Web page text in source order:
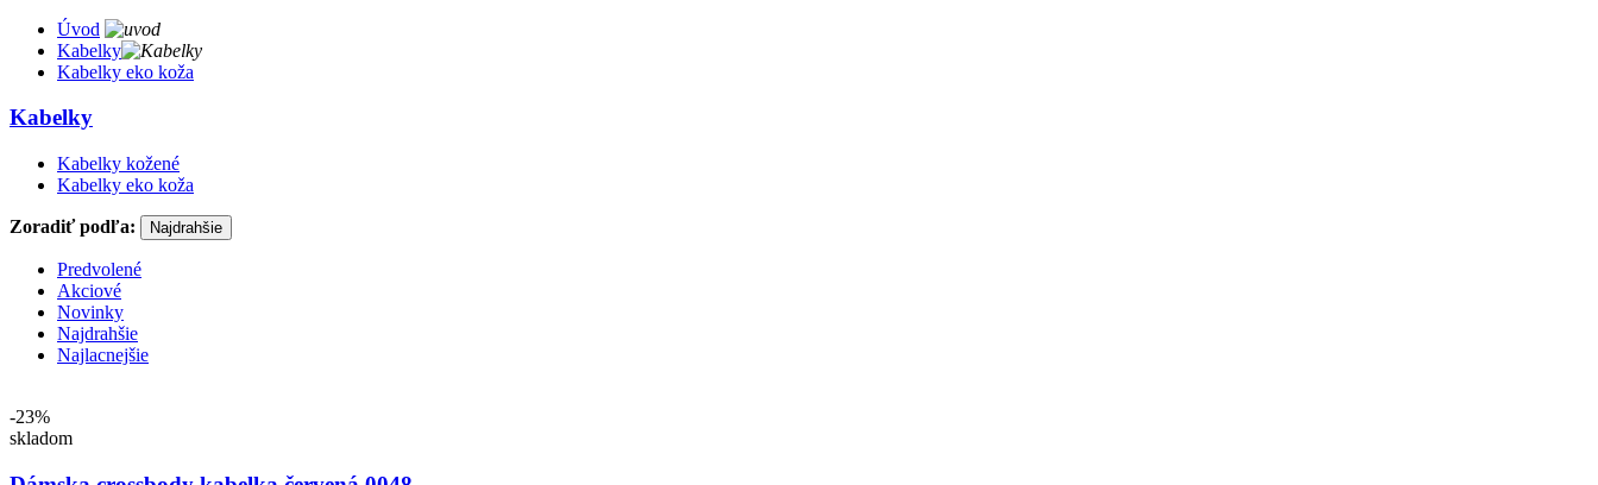
Úvod
Kabelky
Kabelky eko koža
Kabelky
Kabelky kožené
Kabelky eko koža
Zoradiť podľa: Najdrahšie
Predvolené
Akciové
Novinky
Najdrahšie
Najlacnejšie
-23%
skladom